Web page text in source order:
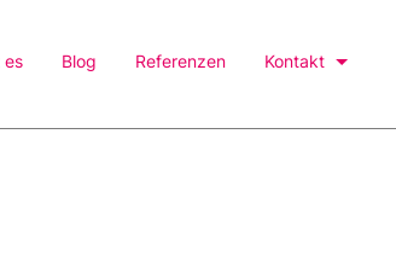
es Blog Referenzen Kontakt